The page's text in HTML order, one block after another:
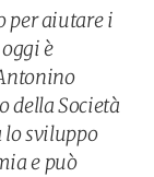
per aiutare i
è
della Società
lo sviluppo
e può